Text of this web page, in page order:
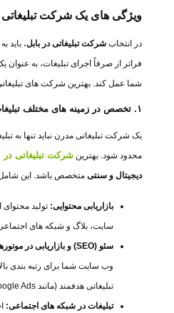
ویژگی های یک شرکت تبلیغاتی
در انتخاب شرکت تبلیغاتی در بابل، باید
فراتر از صرفاً اجرای تبلیغات، به
شما عمل کند. بهترین شرکت های
۱. تخصص در زمینه های مختلف تبلیغات
یک شرکت تبلیغاتی مدرن نباید تنها به
محدود شود. بهترین شرکت تبلیغاتی در
دیجیتال و سنتی متخصص باشد. این
بازاریابی محتوایی: تولید
سایت، بلاگ و شبکه های
سئو (SEO) و بازاریابی در موتورهای جستجو (SEM):
وب سایت شما برای رتبه بندی
تبلیغاتی هدفمند (مانند Google Ads).
تبلیغات در شبکه های اجتماعی: